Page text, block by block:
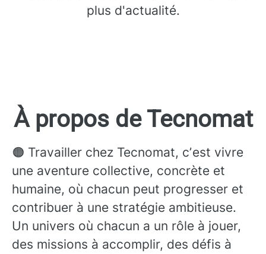
plus d'actualité.
À propos de Tecnomat
🟠 Travailler chez Tecnomat, cʼest vivre
une aventure collective, concrète et
humaine, où chacun peut progresser et
contribuer à une stratégie ambitieuse.
Un univers où chacun a un rôle à jouer,
des missions à accomplir, des défis à